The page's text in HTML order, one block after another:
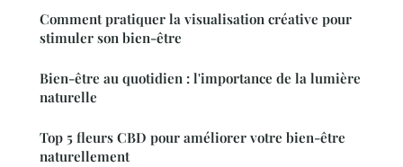
Comment pratiquer la visualisation créative pour
stimuler son bien-être
Bien-être au quotidien : l'importance de la lumière
naturelle
Top 5 fleurs CBD pour améliorer votre bien-être
naturellement